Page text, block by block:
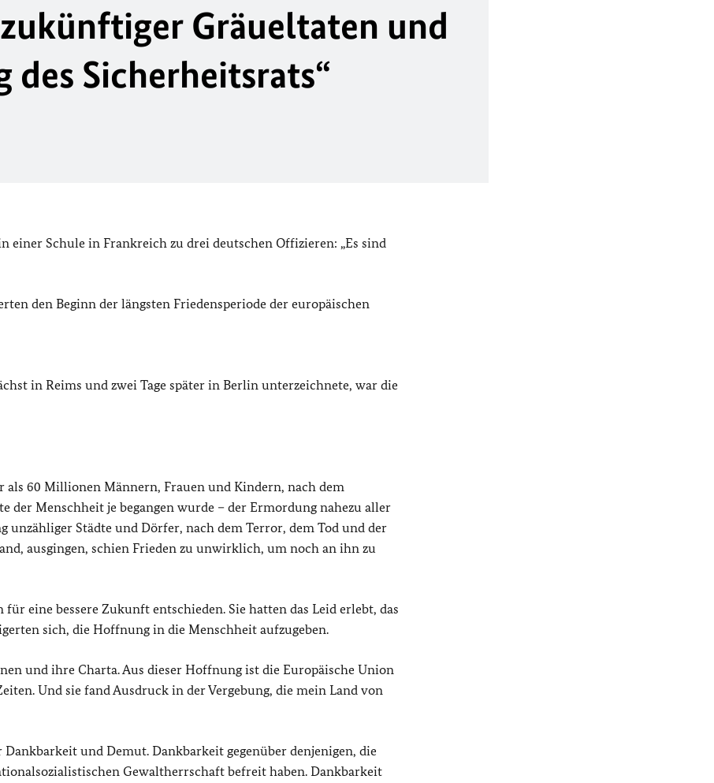
Gräueltaten und
Sicherheitsrats“
einer Schule in Frankreich zu drei deutschen Offizieren: „Es sind
den Beginn der längsten Friedensperiode der europäischen
in Reims und zwei Tage später in Berlin unterzeichnete, war die
als 60 Millionen Männern, Frauen und Kindern, nach dem
der Menschheit je begangen wurde – der Ermordung nahezu aller
unzähliger Städte und Dörfer, nach dem Terror, dem Tod und der
ausgingen, schien Frieden zu unwirklich, um noch an ihn zu
eine bessere Zukunft entschieden. Sie hatten das Leid erlebt, das
sich, die Hoffnung in die Menschheit aufzugeben.
und ihre Charta. Aus dieser Hoffnung ist die Europäische Union
Und sie fand Ausdruck in der Vergebung, die mein Land von
und Demut. Dankbarkeit gegenüber denjenigen, die
Gewaltherrschaft befreit haben. Dankbarkeit